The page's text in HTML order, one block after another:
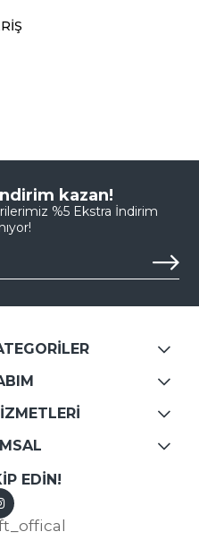
kazan!
%5 Ekstra İndirim
EDİN!